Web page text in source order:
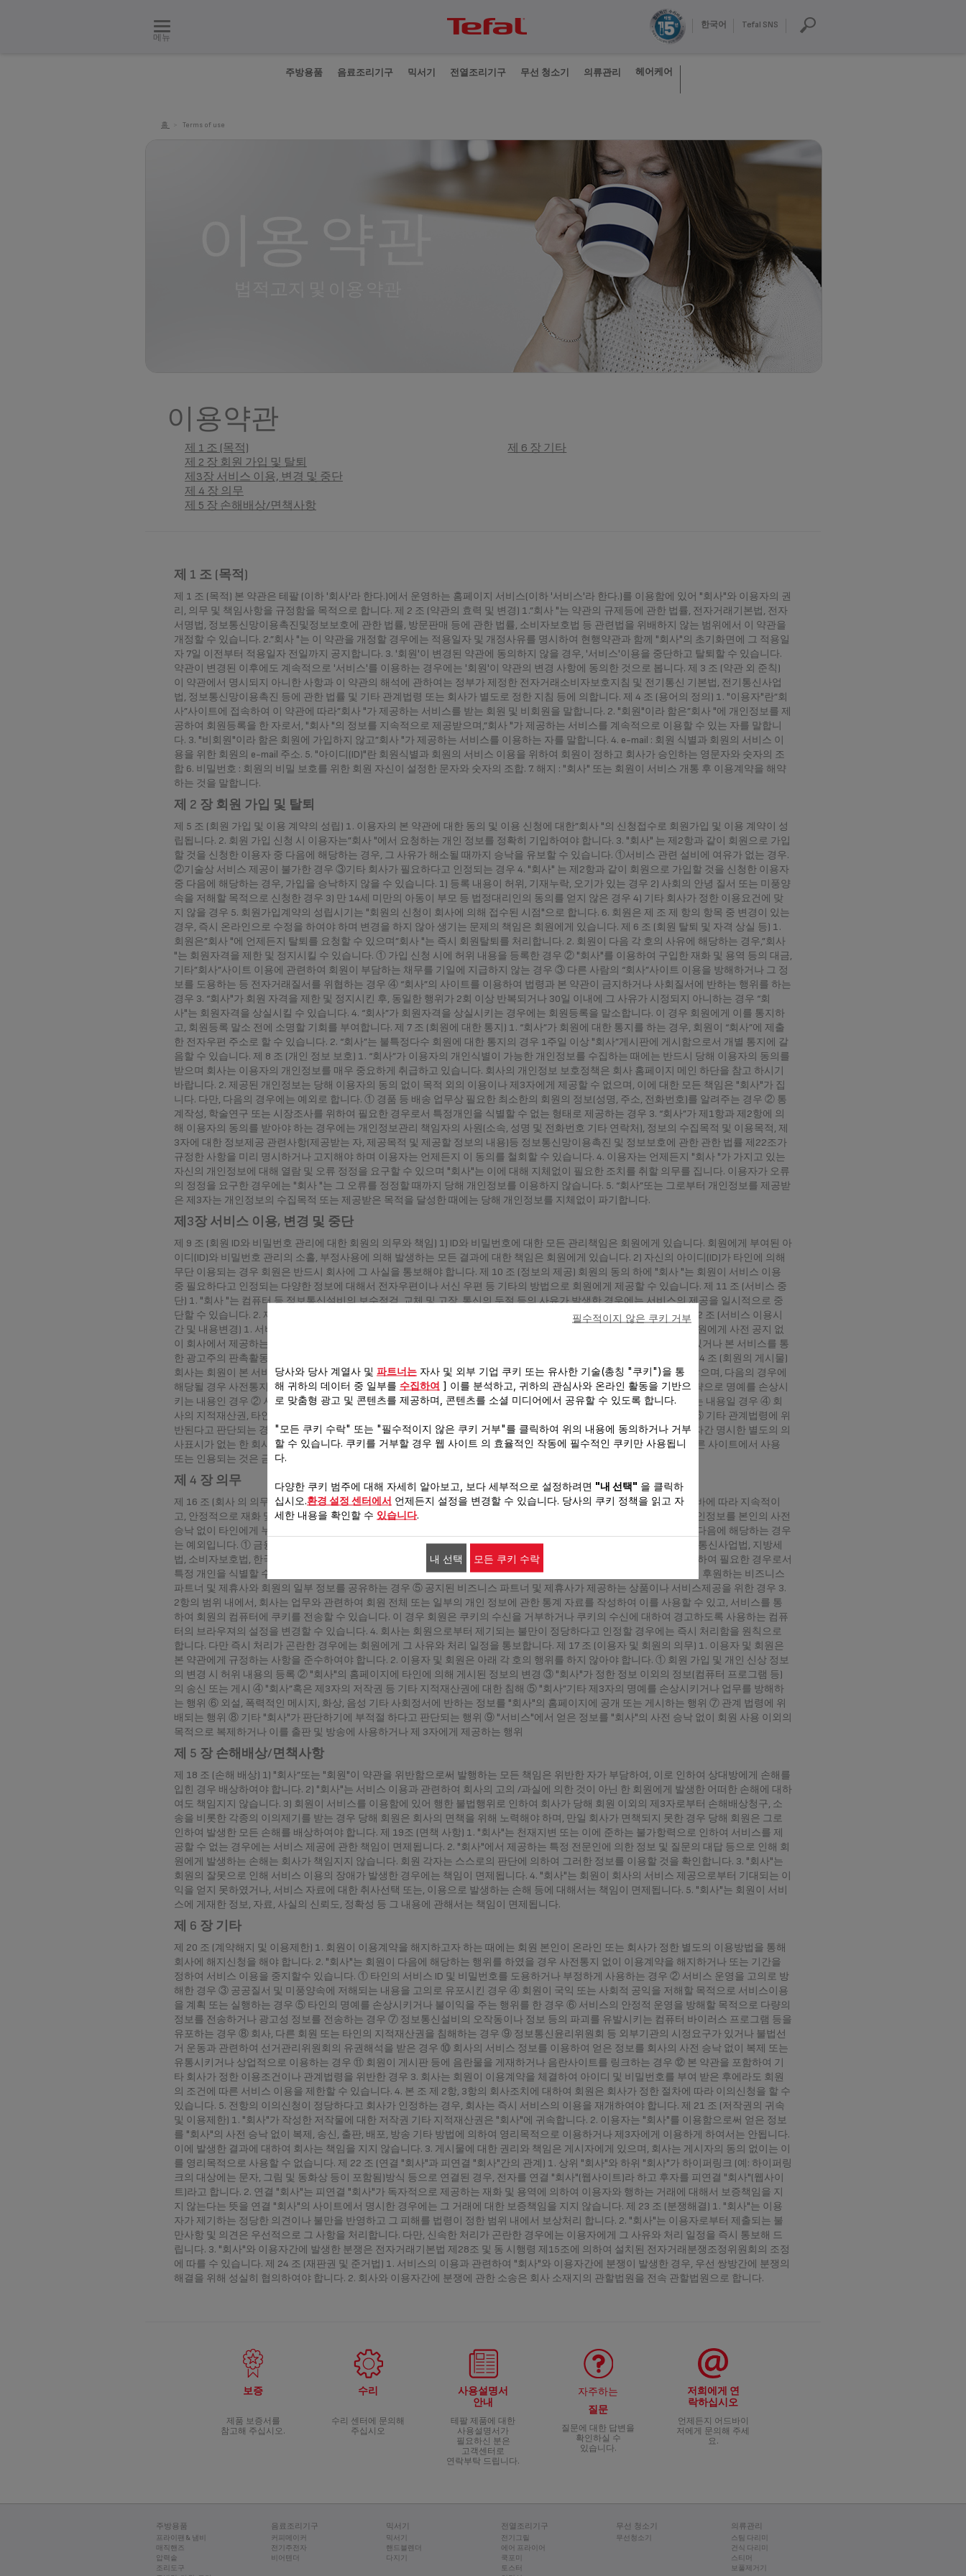
메뉴
한국어 Tefal SNS
주방용품 음료조리기구 믹서기 전열조리기구 무선 청소기 의류관리 헤어케어
홈 Terms of use
이용약관
제 1 조 (목적)
제 2 장 회원 가입 및 탈퇴
제3장 서비스 이용, 변경 및 중단
제 4 장 의무
제 5 장 손해배상/면책사항
제 6 장 기타
제 1 조 (목적)
제 1 조 (목적) 본 약관은 테팔 (이하 '회사'라 한다.)에서 운영하는 홈페이지 서비스(이하 '서비스'라 한다.)를 이용함에 있어 "회사"와 이용자의 권
리, 의무 및 책임사항을 규정함을 목적으로 합니다. 제 2 조 (약관의 효력 및 변경) 1.”회사 "는 약관의 규제등에 관한 법률, 전자거래기본법, 전자
서명법, 정보통신망이용촉진및정보보호에 관한 법률, 방문판매 등에 관한 법률, 소비자보호법 등 관련법을 위배하지 않는 범위에서 이 약관을
개정할 수 있습니다. 2.”회사 "는 이 약관을 개정할 경우에는 적용일자 및 개정사유를 명시하여 현행약관과 함께 "회사"의 초기화면에 그 적용일
자 7일 이전부터 적용일자 전일까지 공지합니다. 3. '회원'이 변경된 약관에 동의하지 않을 경우, '서비스'이용을 중단하고 탈퇴할 수 있습니다.
약관이 변경된 이후에도 계속적으로 '서비스'를 이용하는 경우에는 '회원'이 약관의 변경 사항에 동의한 것으로 봅니다. 제 3 조 (약관 외 준칙)
이 약관에서 명시되지 아니한 사항과 이 약관의 해석에 관하여는 정부가 제정한 전자거래소비자보호지침 및 전기통신 기본법, 전기통신사업
법, 정보통신망이용촉진 등에 관한 법률 및 기타 관계법령 또는 회사가 별도로 정한 지침 등에 의합니다. 제 4 조 (용어의 정의) 1. "이용자"란”회
사”사이트에 접속하여 이 약관에 따라”회사 "가 제공하는 서비스를 받는 회원 및 비회원을 말합니다. 2. "회원"이라 함은”회사 "에 개인정보를 제
공하여 회원등록을 한 자로서, "회사 "의 정보를 지속적으로 제공받으며,”회사 "가 제공하는 서비스를 계속적으로 이용할 수 있는 자를 말합니
다. 3. "비회원"이라 함은 회원에 가입하지 않고”회사 "가 제공하는 서비스를 이용하는 자를 말합니다. 4. e-mail : 회원 식별과 회원의 서비스 이
용을 위한 회원의 e-mail 주소. 5. "아이디(ID)"란 회원식별과 회원의 서비스 이용을 위하여 회원이 정하고 회사가 승인하는 영문자와 숫자의 조
합 6. 비밀번호 : 회원의 비밀 보호를 위한 회원 자신이 설정한 문자와 숫자의 조합. 7. 해지 : "회사" 또는 회원이 서비스 개통 후 이용계약을 해약
하는 것을 말합니다.
제 2 장 회원 가입 및 탈퇴
제 5 조 (회원 가입 및 이용 계약의 성립) 1. 이용자의 본 약관에 대한 동의 및 이용 신청에 대한”회사 "의 신청접수로 회원가입 및 이용 계약이 성
립됩니다. 2. 회원 가입 신청 시 이용자는”회사 "에서 요청하는 개인 정보를 정확히 기입하여야 합니다. 3. "회사" 는 제2항과 같이 회원으로 가입
할 것을 신청한 이용자 중 다음에 해당하는 경우, 그 사유가 해소될 때까지 승낙을 유보할 수 있습니다. ①서비스 관련 설비에 여유가 없는 경우.
②기술상 서비스 제공이 불가한 경우 ③기타 회사가 필요하다고 인정되는 경우 4. "회사" 는 제2항과 같이 회원으로 가입할 것을 신청한 이용자
중 다음에 해당하는 경우, 가입을 승낙하지 않을 수 있습니다. 1) 등록 내용이 허위, 기재누락, 오기가 있는 경우 2) 사회의 안녕 질서 또는 미풍양
속을 저해할 목적으로 신청한 경우 3) 만 14세 미만의 아동이 부모 등 법정대리인의 동의를 얻지 않은 경우 4) 기타 회사가 정한 이용요건에 맞
지 않을 경우 5. 회원가입계약의 성립시기는 "회원의 신청이 회사에 의해 접수된 시점"으로 합니다. 6. 회원은 제 조 제 항의 항목 중 변경이 있는
경우, 즉시 온라인으로 수정을 하여야 하며 변경을 하지 않아 생기는 문제의 책임은 회원에게 있습니다. 제 6 조 (회원 탈퇴 및 자격 상실 등) 1.
회원은”회사 "에 언제든지 탈퇴를 요청할 수 있으며”회사 "는 즉시 회원탈퇴를 처리합니다. 2. 회원이 다음 각 호의 사유에 해당하는 경우,”회사
"는 회원자격을 제한 및 정지시킬 수 있습니다. ① 가입 신청 시에 허위 내용을 등록한 경우 ② "회사"를 이용하여 구입한 재화 및 용역 등의 대금,
기타”회사”사이트 이용에 관련하여 회원이 부담하는 채무를 기일에 지급하지 않는 경우 ③ 다른 사람의 “회사”사이트 이용을 방해하거나 그 정
보를 도용하는 등 전자거래질서를 위협하는 경우 ④ “회사”의 사이트를 이용하여 법령과 본 약관이 금지하거나 사회질서에 반하는 행위를 하는
경우 3. “회사"가 회원 자격을 제한 및 정지시킨 후, 동일한 행위가 2회 이상 반복되거나 30일 이내에 그 사유가 시정되지 아니하는 경우 “회
사"는 회원자격을 상실시킬 수 있습니다. 4. “회사”가 회원자격을 상실시키는 경우에는 회원등록을 말소합니다. 이 경우 회원에게 이를 통지하
고, 회원등록 말소 전에 소명할 기회를 부여합니다. 제 7 조 (회원에 대한 통지) 1. “회사”가 회원에 대한 통지를 하는 경우, 회원이 “회사”에 제출
한 전자우편 주소로 할 수 있습니다. 2. “회사”는 불특정다수 회원에 대한 통지의 경우 1주일 이상 "회사”게시판에 게시함으로서 개별 통지에 갈
음할 수 있습니다. 제 8 조 (개인 정보 보호) 1. “회사”가 이용자의 개인식별이 가능한 개인정보를 수집하는 때에는 반드시 당해 이용자의 동의를
받으며 회사는 이용자의 개인정보를 매우 중요하게 취급하고 있습니다. 회사의 개인정보 보호정책은 회사 홈페이지 메인 하단을 참고 하시기
바랍니다. 2. 제공된 개인정보는 당해 이용자의 동의 없이 목적 외의 이용이나 제3자에게 제공할 수 없으며, 이에 대한 모든 책임은 "회사"가 집
니다. 다만, 다음의 경우에는 예외로 합니다. ① 경품 등 배송 업무상 필요한 최소한의 회원의 정보(성명, 주소, 전화번호)를 알려주는 경우 ② 통
계작성, 학술연구 또는 시장조사를 위하여 필요한 경우로서 특정개인을 식별할 수 없는 형태로 제공하는 경우 3. “회사”가 제1항과 제2항에 의
해 이용자의 동의를 받아야 하는 경우에는 개인정보관리 책임자의 사원(소속, 성명 및 전화번호 기타 연락처), 정보의 수집목적 및 이용목적, 제
3자에 대한 정보제공 관련사항(제공받는 자, 제공목적 및 제공할 정보의 내용)등 정보통신망이용촉진 및 정보보호에 관한 관한 법률 제22조가
규정한 사항을 미리 명시하거나 고지해야 하며 이용자는 언제든지 이 동의를 철회할 수 있습니다. 4. 이용자는 언제든지 "회사 "가 가지고 있는
자신의 개인정보에 대해 열람 및 오류 정정을 요구할 수 있으며 "회사"는 이에 대해 지체없이 필요한 조치를 취할 의무를 집니다. 이용자가 오류
의 정정을 요구한 경우에는 "회사 "는 그 오류를 정정할 때까지 당해 개인정보를 이용하지 않습니다. 5. “회사”또는 그로부터 개인정보를 제공받
은 제3자는 개인정보의 수집목적 또는 제공받은 목적을 달성한 때에는 당해 개인정보를 지체없이 파기합니다.
제3장 서비스 이용, 변경 및 중단
제 9 조 (회원 ID와 비밀번호 관리에 대한 회원의 의무와 책임) 1) ID와 비밀번호에 대한 모든 관리책임은 회원에게 있습니다. 회원에게 부여된 아
이디(ID)와 비밀번호 관리의 소홀, 부정사용에 의해 발생하는 모든 결과에 대한 책임은 회원에게 있습니다. 2) 자신의 아이디(ID)가 타인에 의해
무단 이용되는 경우 회원은 반드시 회사에 그 사실을 통보해야 합니다. 제 10 조 (정보의 제공) 회원의 동의 하에 "회사 "는 회원이 서비스 이용
중 필요하다고 인정되는 다양한 정보에 대해서 전자우편이나 서신 우편 등 기타의 방법으로 회원에게 제공할 수 있습니다. 제 11 조 (서비스 중
단) 1. "회사 "는 컴퓨터 등 정보통신설비의 보수점검, 교체 및 고장, 통신의 두절 등의 사유가 발생한 경우에는 서비스의 제공을 일시적으로 중
단할 수 있습니다. 2. 제1항에 의한 서비스 중단의 경우에는 “회사”는 제7조에 정한 방법으로 이용자에게 통지합니다. 제 12 조 (서비스 이용시
간 및 내용변경) 1. 서비스 이용시간은 연중무휴 1일 24시간을 원칙으로 합니다. 2. "회사"는 불가피한 여건으로 인하여 회원에게 사전 공지 없
이 회사에서 제공하는 서비스의 내용을 변경 할 수 있습니다. 제 13 조 (광고주와의 거래) "회사”는 본 사이트에 게재되어 있거나 본 서비스를 통
한 광고주의 판촉활동에 회원이 참여하여 거래한 결과로써 발생하는 모든 손실과 손해에 대해 책임을 지지 않습니다. 제 14 조 (회원의 게시물)
회사는 회원이 본 서비스를 통하여 게시, 게재, 전자메일 또는 달리 전송한 내용물에 대해 일체 민,형사상의 책임을 지지 않으며, 다음의 경우에
해당될 경우 사전통지 없이 삭제할 수 있습니다. ① 다른 회원이나 타인을 비방하거나, 프라이버시를 침해하거나, 중상모략으로 명예를 손상시
키는 내용인 경우 ② 서비스의 안정적인 운영에 지장을 주거나 줄 우려가 있는 경우 ③ 범죄적 행위에 관련된다고 인정되는 내용일 경우 ④ 회
사의 지적재산권, 타인의 지적재산권 등 기타 권리를 침해하는 내용인 경우 ⑤ 회사에서 규정한 게시기간을 초과한 경우 ⑥ 기타 관계법령에 위
반된다고 판단되는 경우 제 15 조 (게시물에 대한 권리 및 책임) 1. 본 사이트의 모든 게시물에 대한 저작권은 사전에 당사자간 명시한 별도의 의
사표시가 없는 한 회사에 귀속됩니다. 2. 게시물에 대한 보호는 회사에서 하며, 회사의 허가 없이 타인에 의해 게시물이 다른 사이트에서 사용
또는 인용되는 것은 금지됩니다.
제 4 장 의무
제 16 조 (회사 의 의무) 1. 회사는 법령과 이 약관이 금지하거나 미풍양속에 반하는 행위를 하지 않으며 이 약관이 정하는 바에 따라 지속적이
고, 안정적으로 재화 및 용역을 제공하는 데 최선을 다하여야 합니다. 2. 회사는 서비스 제공과 관련하여 취득한 회원의 개인정보를 본인의 사전
승낙 없이 타인에게 누설, 공개 또는 배포할 수 없으며, 서비스관련 업무 이외의 상업적 목적으로 사용 할 수 없습니다. 단, 다음에 해당하는 경우
는 예외입니다. ① 금융실명거래 및 비밀보장에 관한 법률, 신용정보의 이용 및 보호에 관한 법률 ② 전기통신기본법, 전기통신사업법, 지방세
법, 소비자보호법, 한국은행법, 형사소송법 등 법령에 특별한 규정이 있는 경우 ③ 통계작성/학술연구 또는 시장조사를 위하여 필요한 경우로서
특정 개인을 식별할 수 없는 형태로 제공하는 경우 ④ 이벤트 참여 및 기타 보다 나은 서비스 제공을 위하여 이벤트 주최 및 후원하는 비즈니스
파트너 및 제휴사와 회원의 일부 정보를 공유하는 경우 ⑤ 공지된 비즈니스 파트너 및 제휴사가 제공하는 상품이나 서비스제공을 위한 경우 3.
2항의 범위 내에서, 회사는 업무와 관련하여 회원 전체 또는 일부의 개인 정보에 관한 통계 자료를 작성하여 이를 사용할 수 있고, 서비스를 통
하여 회원의 컴퓨터에 쿠키를 전송할 수 있습니다. 이 경우 회원은 쿠키의 수신을 거부하거나 쿠키의 수신에 대하여 경고하도록 사용하는 컴퓨
터의 브라우져의 설정을 변경할 수 있습니다. 4. 회사는 회원으로부터 제기되는 불만이 정당하다고 인정할 경우에는 즉시 처리함을 원칙으로
합니다. 다만 즉시 처리가 곤란한 경우에는 회원에게 그 사유와 처리 일정을 통보합니다. 제 17 조 (이용자 및 회원의 의무) 1. 이용자 및 회원은
본 약관에게 규정하는 사항을 준수하여야 합니다. 2. 이용자 및 회원은 아래 각 호의 행위를 하지 않아야 합니다. ① 회원 가입 및 개인 신상 정보
의 변경 시 허위 내용의 등록 ② "회사"의 홈페이지에 타인에 의해 게시된 정보의 변경 ③ "회사"가 정한 정보 이외의 정보(컴퓨터 프로그램 등)
의 송신 또는 게시 ④ "회사”혹은 제3자의 저작권 등 기타 지적재산권에 대한 침해 ⑤ "회사”기타 제3자의 명예를 손상시키거나 업무를 방해하
는 행위 ⑥ 외설, 폭력적인 메시지, 화상, 음성 기타 사회정서에 반하는 정보를 "회사"의 홈페이지에 공개 또는 게시하는 행위 ⑦ 관계 법령에 위
배되는 행위 ⑧ 기타 "회사"가 판단하기에 부적절 하다고 판단되는 행위 ⑨ "서비스"에서 얻은 정보를 "회사"의 사전 승낙 없이 회원 사용 이외의
목적으로 복제하거나 이를 출판 및 방송에 사용하거나 제 3자에게 제공하는 행위
제 5 장 손해배상/면책사항
제 18 조 (손해 배상) 1) "회사”또는 "회원"이 약관을 위반함으로써 발행하는 모든 책임은 위반한 자가 부담하여, 이로 인하여 상대방에게 손해를
입힌 경우 배상하여야 합니다. 2) "회사"는 서비스 이용과 관련하여 회사의 고의 /과실에 의한 것이 아닌 한 회원에게 발생한 어떠한 손해에 대하
여도 책임지지 않습니다. 3) 회원이 서비스를 이용함에 있어 행한 불법행위로 인하여 회사가 당해 회원 이외의 제3자로부터 손해배상청구, 소
송을 비롯한 각종의 이의제기를 받는 경우 당해 회원은 회사의 면책을 위해 노력해야 하며, 만일 회사가 면책되지 못한 경우 당해 회원은 그로
인하여 발생한 모든 손해를 배상하여야 합니다. 제 19조 (면책 사항) 1. "회사"는 천재지변 또는 이에 준하는 불가항력으로 인하여 서비스를 제
공할 수 없는 경우에는 서비스 제공에 관한 책임이 면제됩니다. 2. "회사"에서 제공하는 특정 전문인에 의한 정보 및 질문의 대답 등으로 인해 회
원에게 발생하는 손해는 회사가 책임지지 않습니다. 회원 각자는 스스로의 판단에 의하여 그러한 정보를 이용할 것을 확인합니다. 3. "회사"는
회원의 잘못으로 인해 서비스 이용의 장애가 발생한 경우에는 책임이 면제됩니다. 4. "회사"는 회원이 회사의 서비스 제공으로부터 기대되는 이
익을 얻지 못하였거나, 서비스 자료에 대한 취사선택 또는, 이용으로 발생하는 손해 등에 대해서는 책임이 면제됩니다. 5. "회사"는 회원이 서비
스에 게재한 정보, 자료, 사실의 신뢰도, 정확성 등 그 내용에 관해서는 책임이 면제됩니다.
제 6 장 기타
제 20 조 (계약해지 및 이용제한) 1. 회원이 이용계약을 해지하고자 하는 때에는 회원 본인이 온라인 또는 회사가 정한 별도의 이용방법을 통해
회사에 해지신청을 해야 합니다. 2. "회사"는 회원이 다음에 해당하는 행위를 하였을 경우 사전통지 없이 이용계약을 해지하거나 또는 기간을
정하여 서비스 이용을 중지할수 있습니다. ① 타인의 서비스 ID 및 비밀번호를 도용하거나 부정하게 사용하는 경우 ② 서비스 운영을 고의로 방
해한 경우 ③ 공공질서 및 미풍양속에 저해되는 내용을 고의로 유포시킨 경우 ④ 회원이 국익 또는 사회적 공익을 저해할 목적으로 서비스이용
을 계획 또는 실행하는 경우 ⑤ 타인의 명예를 손상시키거나 불이익을 주는 행위를 한 경우 ⑥ 서비스의 안정적 운영을 방해할 목적으로 다량의
정보를 전송하거나 광고성 정보를 전송하는 경우 ⑦ 정보통신설비의 오작동이나 정보 등의 파괴를 유발시키는 컴퓨터 바이러스 프로그램 등을
유포하는 경우 ⑧ 회사, 다른 회원 또는 타인의 지적재산권을 침해하는 경우 ⑨ 정보통신윤리위원회 등 외부기관의 시정요구가 있거나 불법선
거 운동과 관련하여 선거관리위원회의 유권해석을 받은 경우 ⑩ 회사의 서비스 정보를 이용하여 얻은 정보를 회사의 사전 승낙 없이 복제 또는
유통시키거나 상업적으로 이용하는 경우 ⑪ 회원이 게시판 등에 음란물을 게재하거나 음란사이트를 링크하는 경우 ⑫ 본 약관을 포함하여 기
타 회사가 정한 이용조건이나 관계법령을 위반한 경우 3. 회사는 회원이 이용계약을 체결하여 아이디 및 비밀번호를 부여 받은 후에라도 회원
의 조건에 따른 서비스 이용을 제한할 수 있습니다. 4. 본 조 제 2항, 3항의 회사조치에 대하여 회원은 회사가 정한 절차에 따라 이의신청을 할 수
있습니다. 5. 전항의 이의신청이 정당하다고 회사가 인정하는 경우, 회사는 즉시 서비스의 이용을 재개하여야 합니다. 제 21 조 (저작권의 귀속
및 이용제한) 1. "회사"가 작성한 저작물에 대한 저작권 기타 지적재산권은 "회사"에 귀속합니다. 2. 이용자는 "회사"를 이용함으로써 얻은 정보
를 "회사"의 사전 승낙 없이 복제, 송신, 출판, 배포, 방송 기타 방법에 의하여 영리목적으로 이용하거나 제3자에게 이용하게 하여서는 안됩니다.
이에 발생한 결과에 대하여 회사는 책임을 지지 않습니다. 3. 게시물에 대한 권리와 책임은 게시자에게 있으며, 회사는 게시자의 동의 없이는 이
를 영리목적으로 사용할 수 없습니다. 제 22 조 (연결 "회사"과 피연결 "회사"간의 관계) 1. 상위 "회사"와 하위 "회사"가 하이퍼링크 (예: 하이퍼링
크의 대상에는 문자, 그림 및 동화상 등이 포함됨)방식 등으로 연결된 경우, 전자를 연결 "회사"(웹사이트)라 하고 후자를 피연결 "회사"(웹사이
트)라고 합니다. 2. 연결 "회사"는 피연결 "회사"가 독자적으로 제공하는 재화 및 용역에 의하여 이용자와 행하는 거래에 대해서 보증책임을 지
지 않는다는 뜻을 연결 "회사"의 사이트에서 명시한 경우에는 그 거래에 대한 보증책임을 지지 않습니다. 제 23 조 (분쟁해결) 1. "회사"는 이용
자가 제기하는 정당한 의견이나 불만을 반영하고 그 피해를 법령이 정한 범위 내에서 보상처리 합니다. 2. "회사"는 이용자로부터 제출되는 불
만사항 및 의견은 우선적으로 그 사항을 처리합니다. 다만, 신속한 처리가 곤란한 경우에는 이용자에게 그 사유와 처리 일정을 즉시 통보해 드
립니다. 3. "회사"와 이용자간에 발생한 분쟁은 전자거래기본법 제28조 및 동 시행령 제15조에 의하여 설치된 전자거래분쟁조정위원회의 조정
에 따를 수 있습니다. 제 24 조 (재판권 및 준거법) 1. 서비스의 이용과 관련하여 "회사"와 이용자간에 분쟁이 발생한 경우, 우선 쌍방간에 분쟁의
해결을 위해 성실히 협의하여야 합니다. 2. 회사와 이용자간에 분쟁에 관한 소송은 회사 소재지의 관할법원을 전속 관할법원으로 합니다.
보증
제품 보증서를
참고해 주십시오.
수리
수리 센터에 문의해
주십시오
사용설명서
안내
테팔 제품에 대한
사용설명서가
필요하신 분은
고객센터로
연락부탁 드립니다.
자주하는
질문
질문에 대한 답변을
확인하실 수
있습니다.
저희에게 연
락하십시오
언제든지 어드바이
저에게 문의해 주세
요.
주방용품
프라이팬 & 냄비
매직핸즈
압력솥
조리도구
음료조리기구
커피메이커
전기주전자
비어텐더
믹서기
믹서기
핸드블렌더
다지기
전열조리기구
전기그릴
에어 프라이어
쿡포미
토스터
무선 청소기
무선청소기
의류관리
스팀 다리미
건식 다리미
스티머
보풀제거기
당사와 당사 계열사 및 파트너는 자사 및 외부 기업 쿠키 또는 유사한 기술(총칭 "쿠키")을 통
해 귀하의 데이터 중 일부를 수집하여 ] 이를 분석하고, 귀하의 관심사와 온라인 활동을 기반으
로 맞춤형 광고 및 콘텐츠를 제공하며, 콘텐츠를 소셜 미디어에서 공유할 수 있도록 합니다.
"모든 쿠키 수락" 또는 "필수적이지 않은 쿠키 거부"를 클릭하여 위의 내용에 동의하거나 거부
할 수 있습니다. 쿠키를 거부할 경우 웹 사이트 의 효율적인 작동에 필수적인 쿠키만 사용됩니
다.
다양한 쿠키 범주에 대해 자세히 알아보고, 보다 세부적으로 설정하려면 "내 선택" 을 클릭하
십시오.환경 설정 센터에서 언제든지 설정을 변경할 수 있습니다. 당사의 쿠키 정책을 읽고 자
세한 내용을 확인할 수 있습니다.
필수적이지 않은 쿠키 거부
내 선택 모든 쿠키 수락